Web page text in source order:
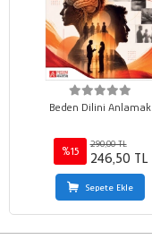
Beden Dilini Anlamak
%15
290,00 TL
246,50 TL
Sepete Ekle